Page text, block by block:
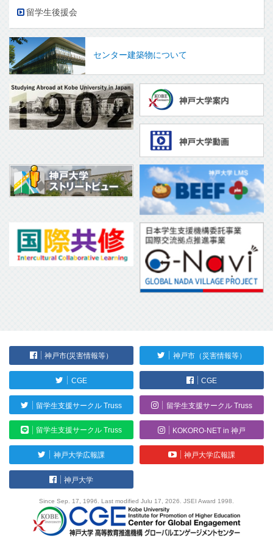
留学生後援会
センター建築物について
神戸市(災害情報等） 神戸市（災害情報等）
CGE CGE
留学生支援サークル Truss 留学生支援サークル Truss
留学生支援サークル Truss KOKORO-NET in 神戸
神戸大学広報課 神戸大学広報課
神戸大学
Since Sep. 17, 1996. Last modified Julu 17, 2026. JSEI Award 1998.